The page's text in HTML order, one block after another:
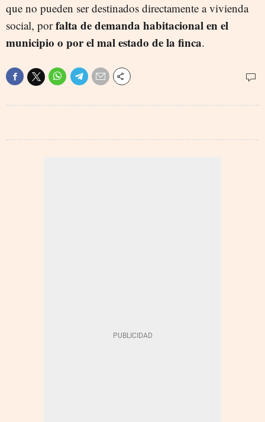
que no pueden ser destinados directamente a vivienda
social, porfalta de demanda habitacional en el
municipio o por el mal estado de la finca.